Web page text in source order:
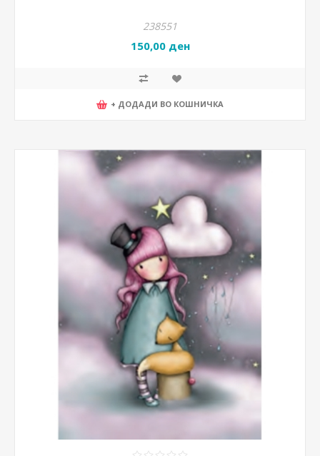
238551
150,00 ден
+ ДОДАДИ ВО КОШНИЧКА